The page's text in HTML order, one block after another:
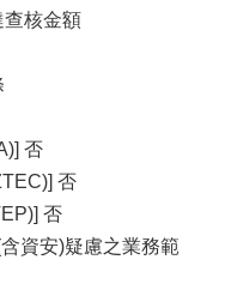
查核金額
否
否
否
資安)疑慮之業務範